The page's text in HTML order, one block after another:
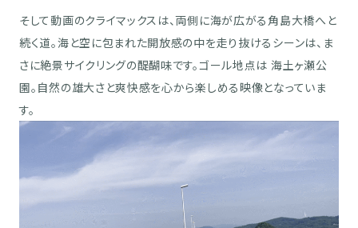
そして動画のクライマックスは、両側に海が広がる角島大橋へと
続く道。海と空に包まれた開放感の中を走り抜けるシーンは、ま
さに絶景サイクリングの醍醐味です。ゴール地点は 海土ヶ瀬公
園。自然の雄大さと爽快感を心から楽しめる映像となっていま
す。